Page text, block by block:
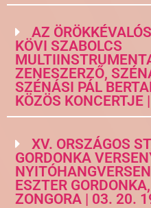
AZ
KÖVI SZABOLCS
ZENESZERZŐ,
SZÉNÁSI PÁL
KÖZÖS
XV. ORSZÁGOS
GORDONKA
ESZTER
ZONGORA | 03. 20.